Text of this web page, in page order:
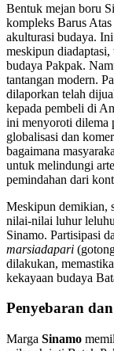
Bentuk mejan boru
kompleks Barus
akulturasi budaya.
meskipun diadaptasi,
budaya Pakpak.
tantangan modern.
dilaporkan telah
kepada pembeli di
ini menyoroti dilema
globalisasi dan
bagaimana
untuk melindungi
pemindahan dari
Meskipun demikian,
nilai-nilai luhur
Sinamo. Partisipasi
marsiadapari
dilakukan,
kekayaan budaya
Penyebaran
Marga Sinamo